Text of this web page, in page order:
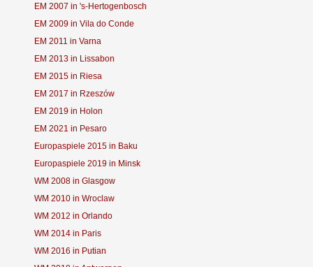
EM 2007 in 's-Hertogenbosch
EM 2009 in Vila do Conde
EM 2011 in Varna
EM 2013 in Lissabon
EM 2015 in Riesa
EM 2017 in Rzeszów
EM 2019 in Holon
EM 2021 in Pesaro
Europaspiele 2015 in Baku
Europaspiele 2019 in Minsk
WM 2008 in Glasgow
WM 2010 in Wroclaw
WM 2012 in Orlando
WM 2014 in Paris
WM 2016 in Putian